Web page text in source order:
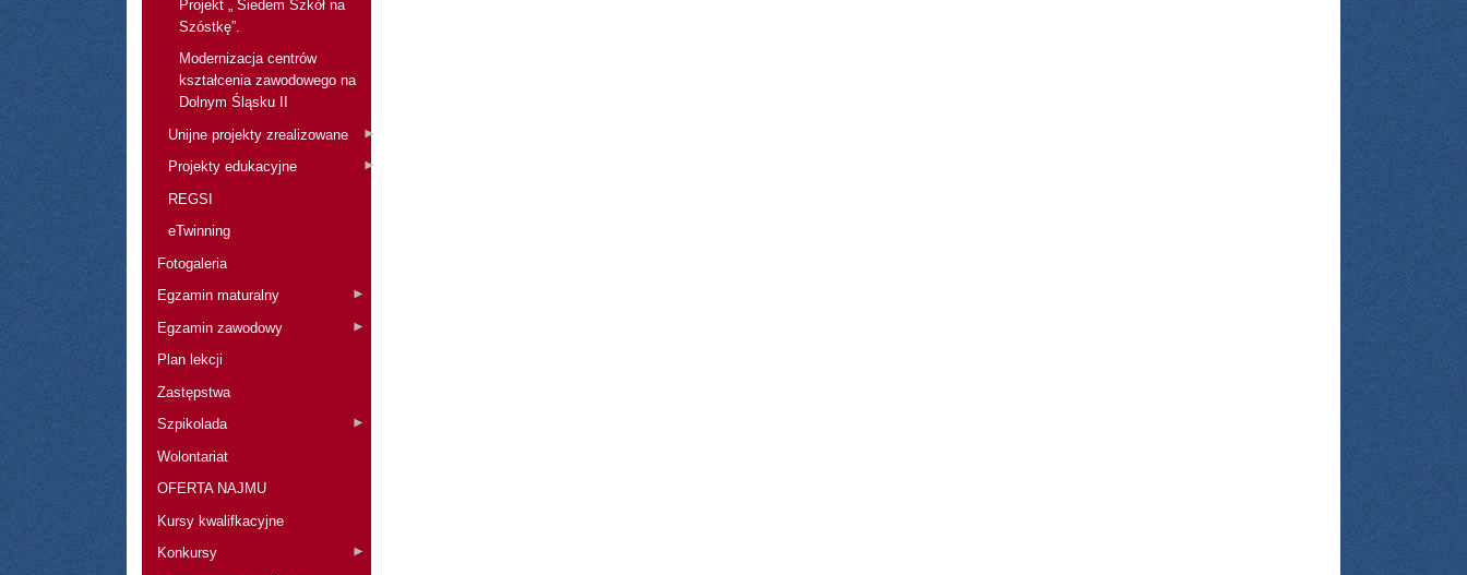
Projekt „ Siedem Szkół na
Szóstkę”.
Modernizacja centrów
kształcenia zawodowego na
Dolnym Śląsku II
Unijne projekty zrealizowane
Projekty edukacyjne
REGSI
eTwinning
Fotogaleria
Egzamin maturalny
Egzamin zawodowy
Plan lekcji
Zastępstwa
Szpikolada
Wolontariat
OFERTA NAJMU
Kursy kwalifkacyjne
Konkursy